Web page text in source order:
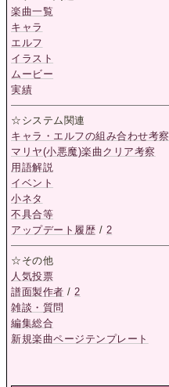
楽曲一覧
キャラ
エルフ
イラスト
ムービー
実績
☆システム関連
キャラ・エルフの組み合わせ考察
マリヤ(小悪魔)楽曲クリア考察
用語解説
イベント
小ネタ
不具合等
アップデート履歴 / 2
☆その他
人気投票
譜面製作者 /2
雑談・質問
編集総合
新規楽曲ページテンプレート